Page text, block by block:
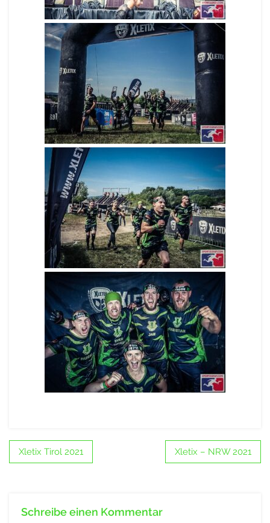
Xletix Tirol 2021 Xletix – NRW 2021
Schreibe einen Kommentar